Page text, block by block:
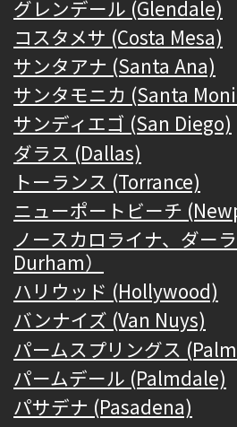
グレンデール (Glendale)
コスタメサ (Costa Mesa)
サンタアナ (Santa Ana)
サンタモニカ (Santa
サンディエゴ (San Diego)
ダラス (Dallas)
トーランス (Torrance)
ニューポートビーチ
ノースカロライナ、ダー
Durham）
ハリウッド (Hollywood)
バンナイズ (Van Nuys)
パームスプリングス
パームデール (Palmdale)
パサデナ (Pasadena)